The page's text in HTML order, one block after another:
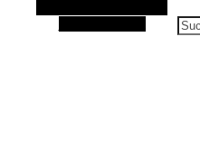
Sand im Schuh, Wasser im Gesicht …